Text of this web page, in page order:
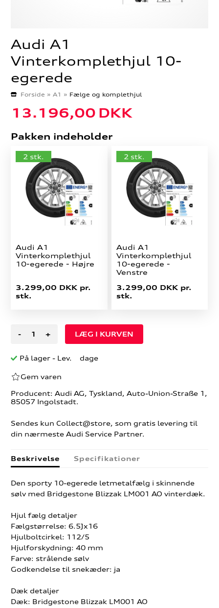
Audi A1
Vinterkomplethjul 10-
egerede
Forside »A1 » Fælge og komplethjul
13.196,00 DKK
Pakken indeholder
2 stk.
Audi A1
Vinterkomplethjul
10-egerede - Højre
3.299,00 DKK pr.
stk.
2 stk.
Audi A1
Vinterkomplethjul
10-egerede -
Venstre
3.299,00 DKK pr.
stk.
- +
På lager- Lev. dage
Gem varen
Producent: Audi AG, Tyskland, Auto-Union-Straße 1,
85057 Ingolstadt.
Sendes kun Collect@store, som gratis levering til
din nærmeste Audi Service Partner.
Beskrivelse Specifikationer
Den sporty 10-egerede letmetalfælg i skinnende
sølv med Bridgestone Blizzak LM001 AO vinterdæk.
Hjul fælg detaljer
Fælgstørrelse: 6.5Jx16
Hjulboltcirkel: 112/5
Hjulforskydning: 40 mm
Farve: strålende sølv
Godkendelse til snekæder: ja
Dæk detaljer
Dæk: Bridgestone Blizzak LM001 AO